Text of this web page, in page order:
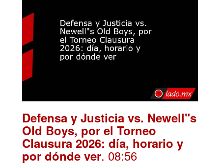
Defensa y Justicia vs. Newell"s
Old Boys, por el Torneo
Clausura 2026: día, horario y
por dónde ver. 08:56